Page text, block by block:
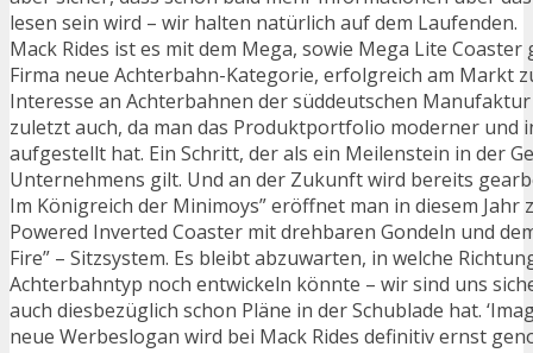
lesen sein wird – wir halten natürlich auf dem Laufenden.
Mack Rides ist es mit dem Mega, sowie Mega Lite
Firma neue Achterbahn-Kategorie, erfolgreich am Markt
Interesse an Achterbahnen der süddeutschen
zuletzt auch, da man das Produktportfolio moderner und
aufgestellt hat. Ein Schritt, der als ein Meilenstein in der
Unternehmens gilt. Und an der Zukunft wird bereits
Im Königreich der Minimoys” eröffnet man in diesem Jahr
Powered Inverted Coaster mit drehbaren Gondeln und
Fire” – Sitzsystem. Es bleibt abzuwarten, in welche
Achterbahntyp noch entwickeln könnte – wir sind uns
auch diesbezüglich schon Pläne in der Schublade hat.
neue Werbeslogan wird bei Mack Rides definitiv ernst